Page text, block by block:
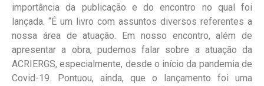
importância da publicação e do encontro no qual foi
lançada. “É um livro com assuntos diversos referentes a
nossa área de atuação. Em nosso encontro, além de
apresentar a obra, pudemos falar sobre a atuação da
ACRIERGS, especialmente, desde o início da pandemia de
Covid-19. Pontuou, ainda, que o lançamento foi uma